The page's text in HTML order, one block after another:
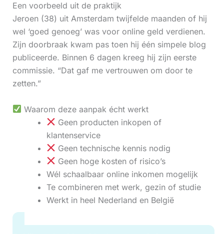
Een voorbeeld uit de praktijk
Jeroen (38) uit Amsterdam twijfelde maanden of hij
wel ‘goed genoeg’ was voor online geld verdienen.
Zijn doorbraak kwam pas toen hij één simpele blog
publiceerde. Binnen 6 dagen kreeg hij zijn eerste
commissie. “Dat gaf me vertrouwen om door te
zetten.”
Waarom deze aanpak écht werkt
Geen producten inkopen of
klantenservice
Geen technische kennis nodig
Geen hoge kosten of risico’s
Wél schaalbaar online inkomen mogelijk
Te combineren met werk, gezin of studie
Werkt in heel Nederland en België